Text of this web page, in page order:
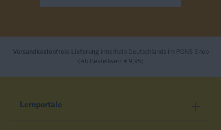
Versandkostenfreie Lieferung innerhalb Deutschlands im PONS Shop
(Ab Bestellwert € 9,95)
Lernportale